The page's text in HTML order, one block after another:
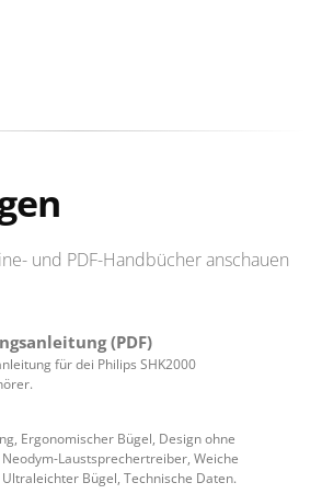
und PDF-Handbücher anschauen
(PDF)
für dei Philips SHK2000
Ergonomischer Bügel, Design ohne
Laustsprechertreiber, Weiche
Bügel, Technische Daten.